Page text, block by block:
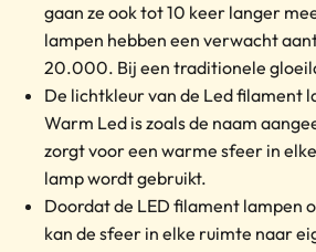
gaan ze ook tot 10 keer langer
lampen hebben een verwacht
20.000. Bij een traditionele
De lichtkleur van de Led filament
Warm Led is zoals de naam
zorgt voor een warme sfeer in
lamp wordt gebruikt.
Doordat de LED filament lampen
kan de sfeer in elke ruimte naar